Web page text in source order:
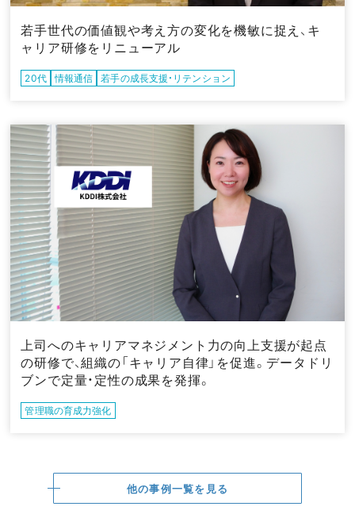
若手世代の価値観や考え方の変化を機敏に捉え、キ
ャリア研修をリニューアル
20代 情報通信 若手の成長支援・リテンション
上司へのキャリアマネジメント力の向上支援が起点
の研修で、組織の「キャリア自律」を促進。データドリ
ブンで定量・定性の成果を発揮。
管理職の育成力強化
他の事例一覧を見る